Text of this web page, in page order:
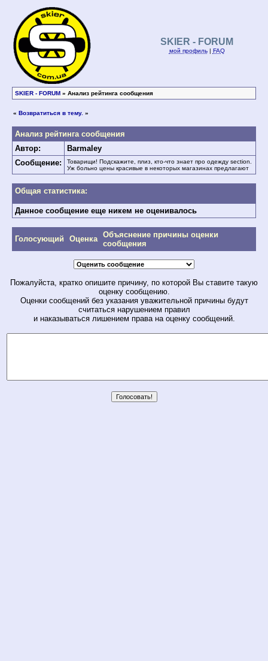
SKIER - FORUM
мой профиль| FAQ
SKIER - FORUM » Анализ рейтинга сообщения
« Возвратиться в тему. »
Анализ рейтинга сообщения
Автор:
Barmaley
Сообщение:
Товарищи! Подскажите, плиз, кто-что знает про одежду section.
Уж больно цены красивые в некоторых магазинах предлагают
Общая статистика:
Данное сообщение еще никем не оценивалось
Голосующий Оценка Объяснение причины оценки
сообщения
Пожалуйста, кратко опишите причину, по которой Вы ставите такую
оценку сообщению.
Оценки сообщений без указания уважительной причины будут
считаться нарушением правил
и наказываться лишением права на оценку сообщений.